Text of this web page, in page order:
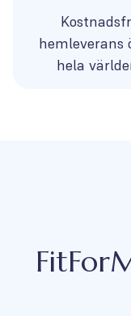
hemleverans
hela